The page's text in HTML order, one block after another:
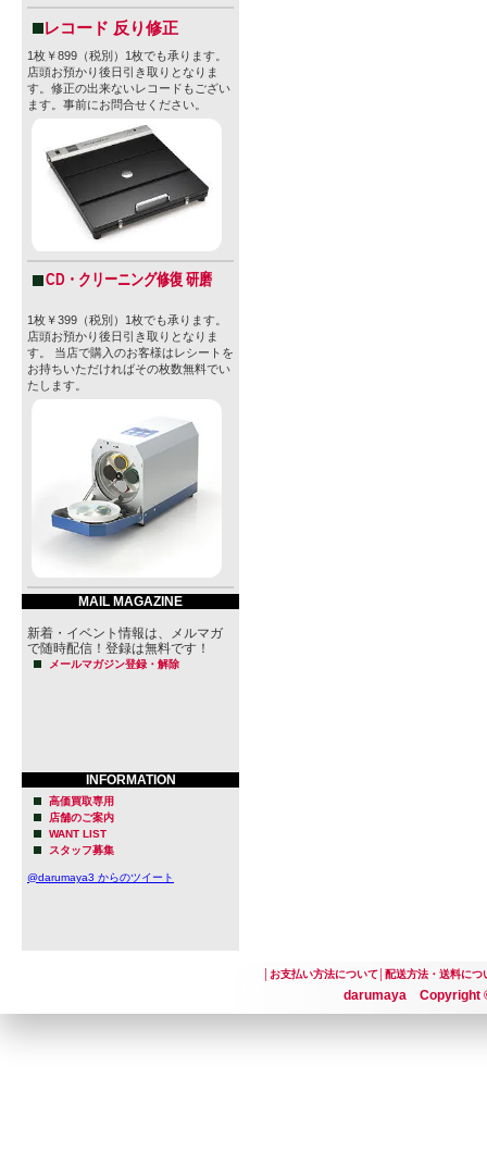
レコード 反り修正
1枚￥899（税別）1枚でも承ります。
店頭お預かり後日引き取りとなりま
す。修正の出来ないレコードもござい
ます。事前にお問合せください。
CD・クリーニング修復 研磨
1枚￥399（税別）1枚でも承ります。
店頭お預かり後日引き取りとなりま
す。 当店で購入のお客様はレシートを
お持ちいただければその枚数無料でい
たします。
MAIL MAGAZINE
新着・イベント情報は、メルマガ
で随時配信！登録は無料です！
メールマガジン登録・解除
INFORMATION
高価買取専用
店舗のご案内
WANT LIST
スタッフ募集
@darumaya3 からのツイート
お支払い方法について│ 配送方法・送料につ
darumaya Copyright